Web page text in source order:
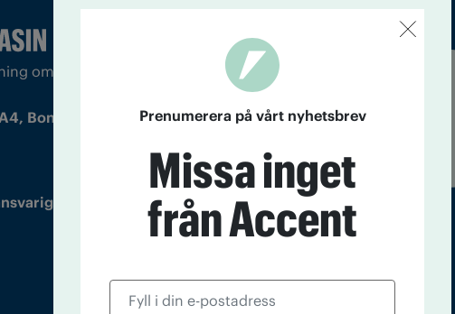
om droger och nykterhet
Bondegatan 21, 116 33 Stockholm
utgivare: Barbro Janson Lundkvist,
nummer av
Prenumerera på vårt nyhetsbrev
Missa inget
från Accent